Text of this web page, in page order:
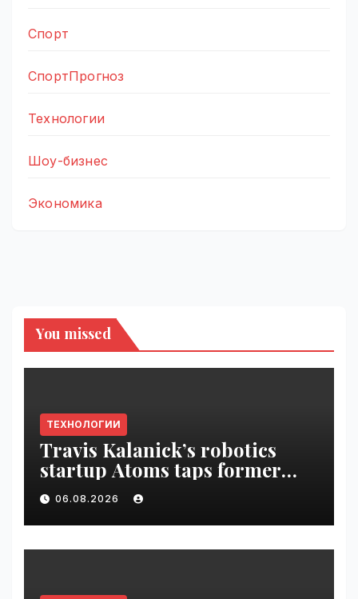
Спорт
СпортПрогноз
Технологии
Шоу-бизнес
Экономика
You missed
ТЕХНОЛОГИИ
Travis Kalanick’s robotics
startup Atoms taps former
Uber finance chief as CFO |
VseTime.ru
06.08.2026